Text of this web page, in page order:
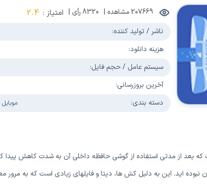
207669مشاهده | 8320رأی | امتیاز : 2.4
ناشر / تولید کننده:
هزینه دانلود:
سیستم عامل / حجم فایل:
آخرین بروزرسانی:
دسته بندی: موبایل
که بعد از مدتی استفاده از گوشی حافظه داخلی آن به شدت کاهش پیدا
نبوده اید. این به دلیل کش ها، دیتا و فایلهای زیادی است که به مرور